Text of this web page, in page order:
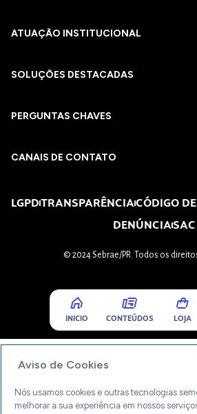
ATUAÇÃO INSTITUCIONAL
SOLUÇÕES DESTACADAS
PERGUNTAS CHAVES​
CANAIS DE CONTATO
LGPDTRANSPARÊNCIACÓDIGO
DENÚNCIASAC
© 2024 Sebrae/PR. Todos os
INICIO CONTEÚDOS LOJA
Aviso de Cookies
Nós usamos cookies e outras tecnologias
melhorar a sua experiência em nossos